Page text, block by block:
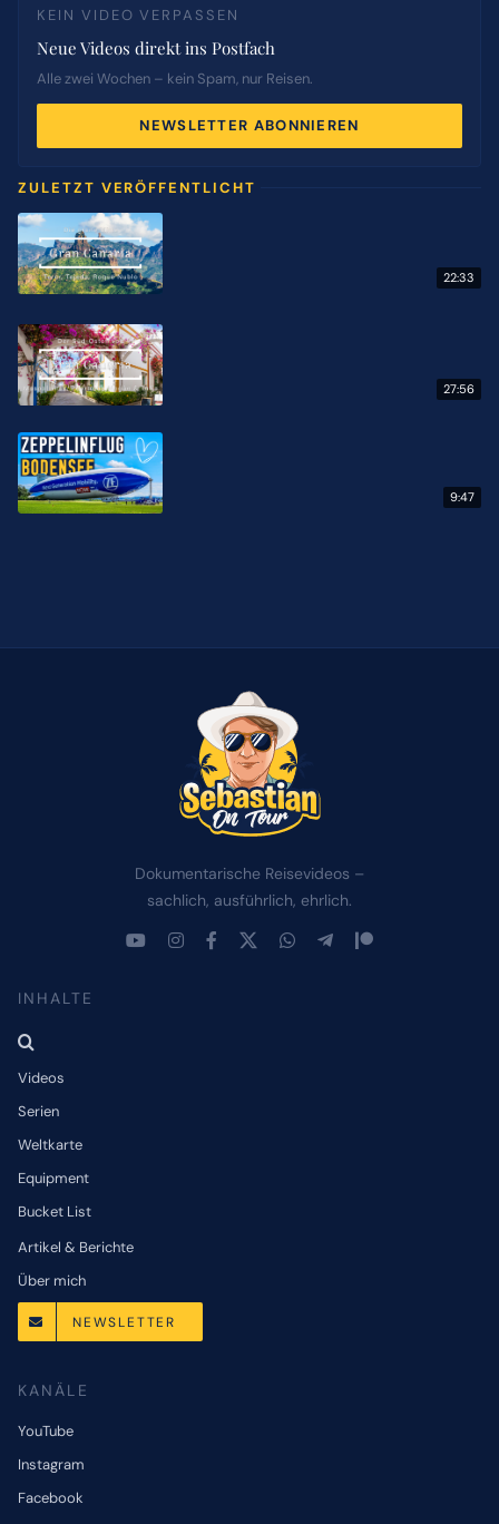
KEIN VIDEO VERPASSEN
Neue Videos direkt ins Postfach
Alle zwei Wochen – kein Spam, nur Reisen.
NEWSLETTER ABONNIEREN
ZULETZT VERÖFFENTLICHT
22:33
27:56
9:47
Dokumentarische Reisevideos –
sachlich, ausführlich, ehrlich.
INHALTE
Videos
Serien
Weltkarte
Equipment
Bucket List
Artikel & Berichte
Über mich
NEWSLETTER
KANÄLE
YouTube
Instagram
Facebook